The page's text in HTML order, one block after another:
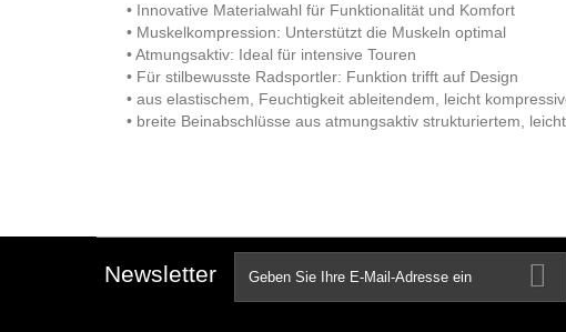
• Innovative Materialwahl für Funktionalität und Komfort
• Muskelkompression: Unterstützt die Muskeln optimal
• Atmungsaktiv: Ideal für intensive Touren
• Für stilbewusste Radsportler: Funktion trifft auf Design
• aus elastischem, Feuchtigkeit ableitendem, leicht
• breite Beinabschlüsse aus atmungsaktiv strukturiertem,
Newsletter